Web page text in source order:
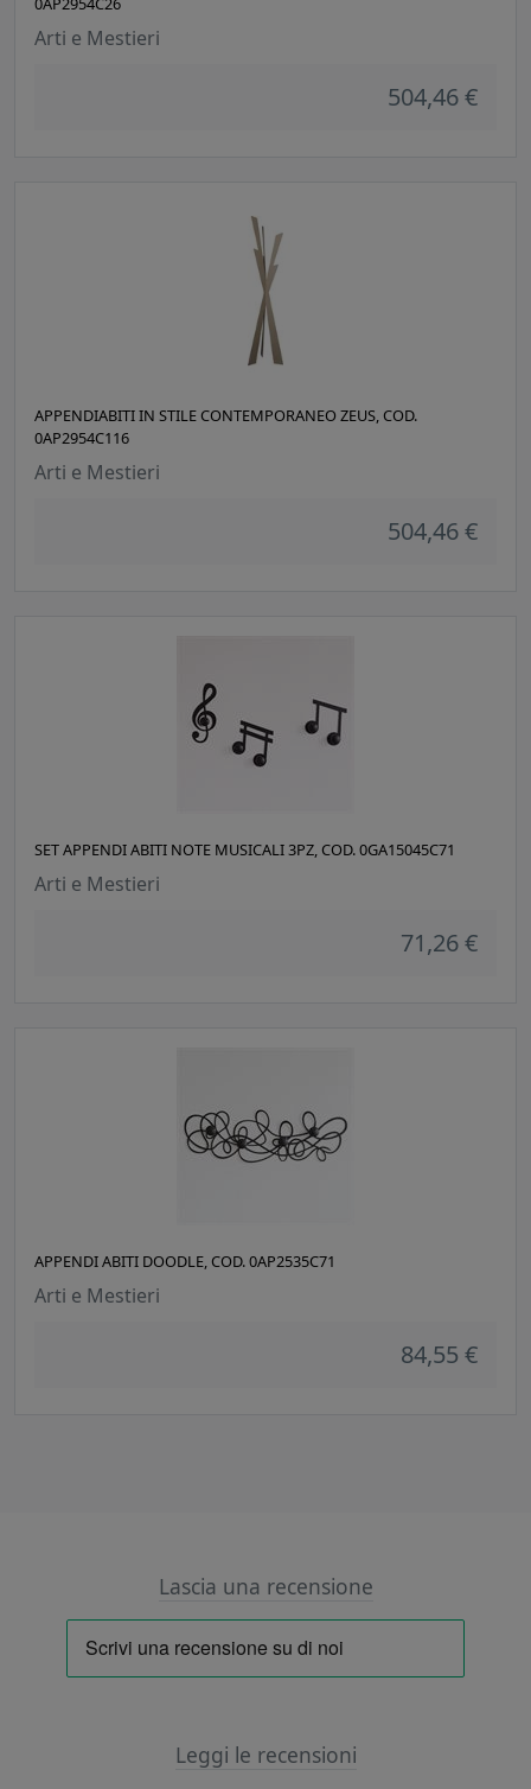
Arti e Mestieri
504,46 €
APPENDIABITI IN STILE CONTEMPORANEO ZEUS, COD.
0AP2954C116
Arti e Mestieri
504,46 €
SET APPENDI ABITI NOTE MUSICALI 3PZ, COD. 0GA15045C71
Arti e Mestieri
71,26 €
APPENDI ABITI DOODLE, COD. 0AP2535C71
Arti e Mestieri
84,55 €
Lascia una recensione
Leggi le recensioni